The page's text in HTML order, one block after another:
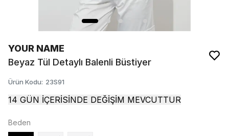
YOUR NAME
Beyaz Tül Detaylı Balenli Büstiyer
Ürün Kodu: 23S91
14 GÜN İÇERİSİNDE DEĞİŞİM MEVCUTTUR
Beden